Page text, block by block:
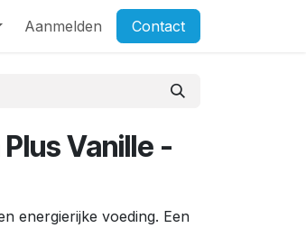
Aanmelden Contact
Vanille -
energierijke voeding. Een